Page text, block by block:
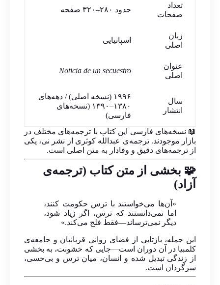
تعداد
صفحات
حدود ۲۸۰–۳۲۰ صفحه
زبان
اصلی
اسپانیایی
عنوان
اصلی
Noticia de un secuestro
سال
انتشار
۱۹۹۶ (نسخه اصلی) / دهه‌های
۱۳۸۰–۱۳۹۰ (نسخه‌های
فارسی)
📖 نسخه‌های فارسی این کتاب با ترجمه‌های مختلف در
بازار موجودند. ترجمه‌ی عبدالله کوثری از نشر نی، یکی
از ترجمه‌های دقیق و وفادار به متن اصلی است.
🧩 بخشی از متن کتاب (ترجمه‌ی
آزاد)
«آن‌ها می‌خواستند با ترس حکومت کنند،
اما نمی‌دانستند که ترس، اگر زیاد شود،
دیگر نمی‌ترساند—فقط فلج می‌کند.»
این جمله، بازتابی از فضای روانی قربانیان و جامعه‌ی
کلمبیا در آن دوران است—جایی که خشونت، به بخشی
از زندگی تبدیل شده و انسان، میان ترس و بی‌حسی،
سرگردان است.